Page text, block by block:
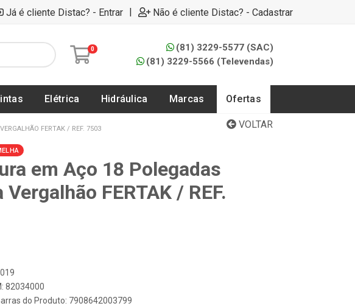
Já é cliente Distac? - Entrar | Não é cliente Distac? - Cadastrar
0
(81) 3229-5577 (SAC)
(81) 3229-5566 (Televendas)
Elétrica Hidráulica Marcas Ofertas
VOLTAR
FERTAK / REF. 7503
em Aço 18 Polegadas
Vergalhão FERTAK / REF.
82034000
do Produto: 7908642003799